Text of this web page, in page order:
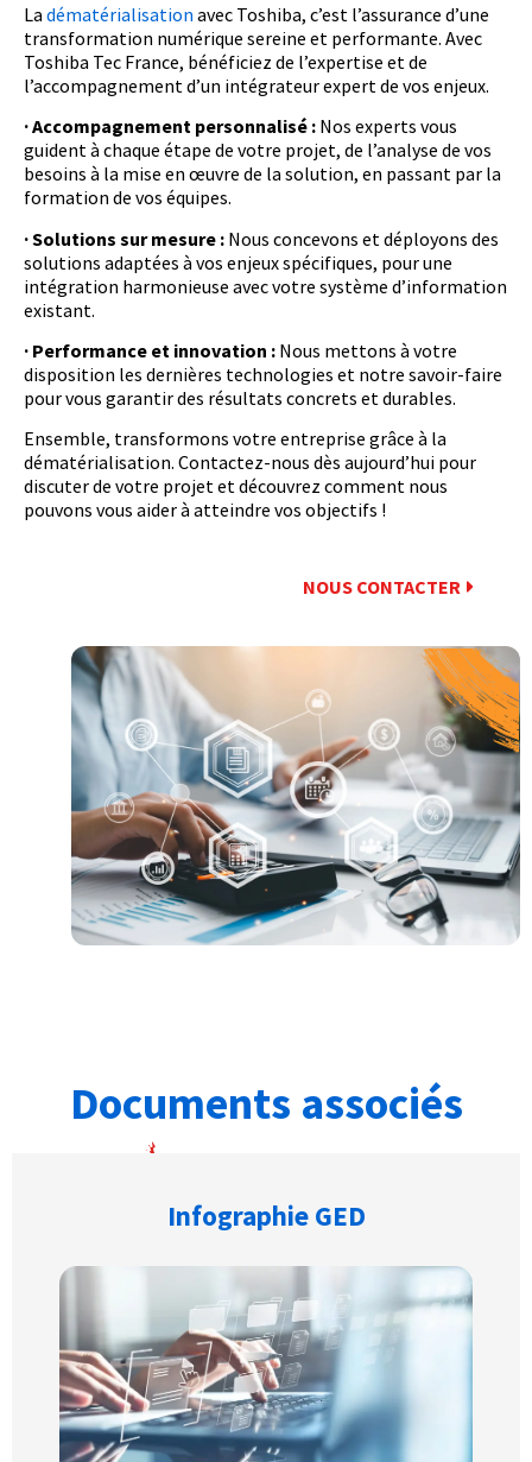
La dématérialisation avec Toshiba, c’est l’assurance d’une
transformation numérique sereine et performante. Avec
Toshiba Tec France, bénéficiez de l’expertise et de
l’accompagnement d’un intégrateur expert de vos enjeux.
· Accompagnement personnalisé : Nos experts vous
guident à chaque étape de votre projet, de l’analyse de vos
besoins à la mise en œuvre de la solution, en passant par la
formation de vos équipes.
· Solutions sur mesure : Nous concevons et déployons des
solutions adaptées à vos enjeux spécifiques, pour une
intégration harmonieuse avec votre système d’information
existant.
· Performance et innovation : Nous mettons à votre
disposition les dernières technologies et notre savoir-faire
pour vous garantir des résultats concrets et durables.
Ensemble, transformons votre entreprise grâce à la
dématérialisation. Contactez-nous dès aujourd’hui pour
discuter de votre projet et découvrez comment nous
pouvons vous aider à atteindre vos objectifs !
NOUS CONTACTER
Documents associés
Infographie GED